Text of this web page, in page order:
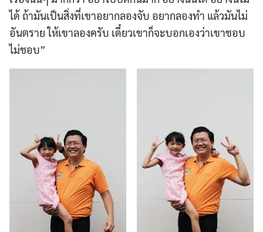
ได้ ถ้ามันเป็นสิ่งที่เขาอยากลองจับ อยากลองทำ แล้วมันไม่
อันตราย ให้เขาลองครับ เดี๋ยวเขาก็จะบอกเองว่าเขาชอบ
ไม่ชอบ”